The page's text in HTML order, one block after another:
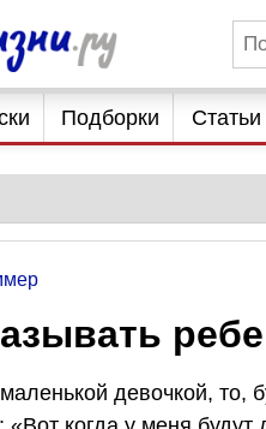
Подборки Статьи
девочкой, то,